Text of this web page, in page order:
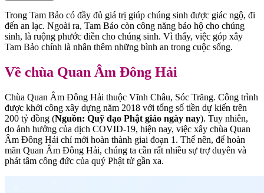
Trong Tam Bảo có đầy đủ giá trị giúp chúng sinh được giác ngộ, đi
đến an lạc. Ngoài ra, Tam Bảo còn công năng bảo hộ cho chúng
sinh, là ruộng phước điền cho chúng sinh. Vì thấy, việc góp xây
Tam Bảo chính là nhân thêm những bình an trong cuộc sống.
Về chùa Quan Âm Đông Hải
Chùa Quan Âm Đông Hải thuộc Vĩnh Châu, Sóc Trăng. Công trình
được khởi công xây dựng năm 2018 với tổng số tiền dự kiến trên
200 tỷ đồng (Nguồn: Quỹ đạo Phật giáo ngày nay). Tuy nhiên,
do ảnh hưởng của dịch COVID-19, hiện nay, việc xây chùa Quan
Âm Đông Hải chỉ mới hoàn thành giai đoạn 1. Thế nên, để hoàn
mãn Quan Âm Đông Hải, chúng ta cần rất nhiều sự trợ duyên và
phát tâm công đức của quý Phật tử gần xa.